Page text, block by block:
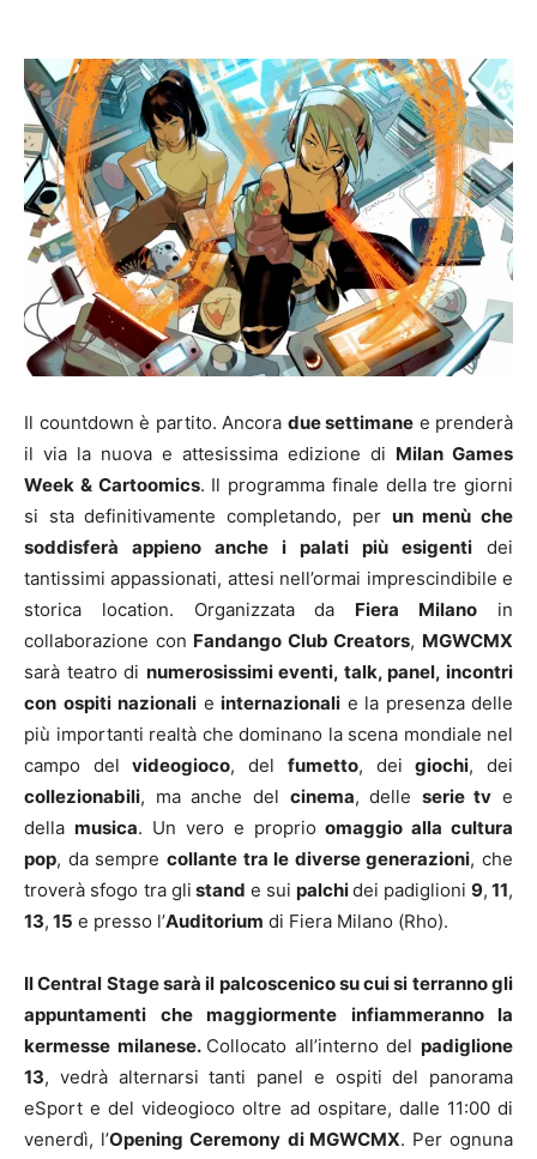
Il countdown è partito. Ancora due settimane e prenderà
il via la nuova e attesissima edizione di Milan Games
Week & Cartoomics. Il programma finale della tre giorni
si sta definitivamente completando, per un menù che
soddisferà appieno anche i palati più esigenti dei
tantissimi appassionati, attesi nell’ormai imprescindibile e
storica location. Organizzata da Fiera Milano in
collaborazione con Fandango Club Creators, MGWCMX
sarà teatro di numerosissimi eventi, talk, panel, incontri
con ospiti nazionali e internazionali e la presenza delle
più importanti realtà che dominano la scena mondiale nel
campo delvideogioco, del fumetto, deigiochi, dei
collezionabili, ma anche del cinema, delle serie tv e
della musica. Un vero e proprio omaggio alla cultura
pop, da sempre collante tra le diverse generazioni, che
troverà sfogo tra gli stand e sui palchidei padiglioni 9, 11,
13, 15 e presso l’Auditorium di Fiera Milano (Rho).
Il Central Stage sarà il palcoscenico su cui si terranno gli
appuntamenti che maggiormente infiammeranno la
kermesse milanese. Collocato all’interno delpadiglione
13, vedrà alternarsi tanti panel e ospiti del panorama
eSport e del videogioco oltre ad ospitare, dalle 11:00 di
venerdì, l’Opening Ceremony di MGWCMX. Per ognuna